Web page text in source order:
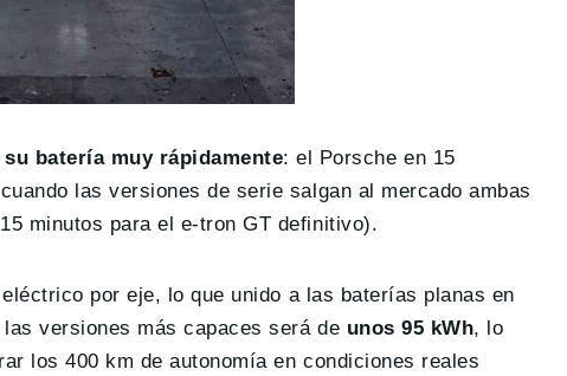
batería muy rápidamente: el Porsche en 15
las versiones de serie salgan al mercado ambas
minutos para el e-tron GT definitivo).
por eje, lo que unido a las baterías planas en
las versiones más capaces será de unos 95 kWh, lo
los 400 km de autonomía en condiciones reales